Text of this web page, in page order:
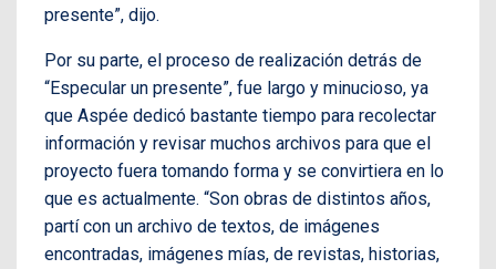
presente”, dijo.
Por su parte, el proceso de realización detrás de
“Especular un presente”, fue largo y minucioso, ya
que Aspée dedicó bastante tiempo para recolectar
información y revisar muchos archivos para que el
proyecto fuera tomando forma y se convirtiera en lo
que es actualmente. “Son obras de distintos años,
partí con un archivo de textos, de imágenes
encontradas, imágenes mías, de revistas, historias,